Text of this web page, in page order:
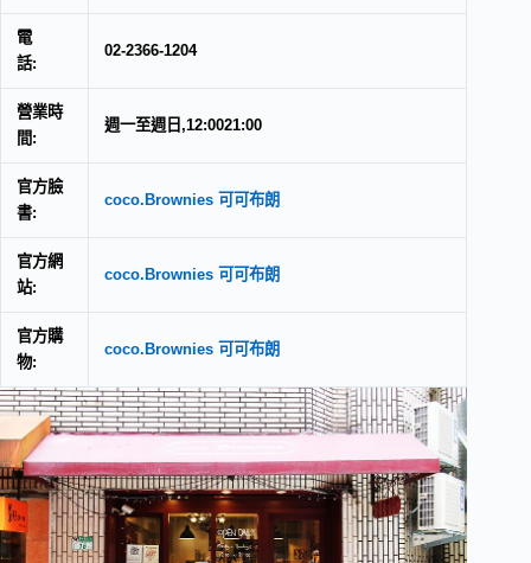
電
話:
02-2366-1204
營業時
間:
週一至週日,12:0021:00
官方臉
書:
coco.Brownies 可可布朗
官方網
站:
coco.Brownies 可可布朗
官方購
物:
coco.Brownies 可可布朗